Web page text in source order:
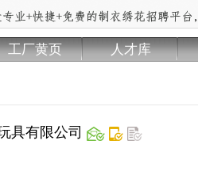
工厂黄页 人才库
具有限公司